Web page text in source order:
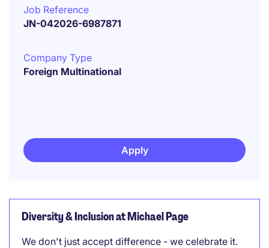
Job Reference
JN-042026-6987871
Company Type
Foreign Multinational
Apply
Diversity & Inclusion at Michael Page
We don't just accept difference - we celebrate it.